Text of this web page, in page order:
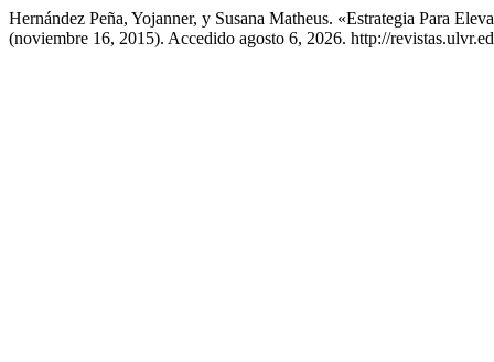
Hernández Peña, Yojanner, y Susana Matheus. «Estrategia Para
(noviembre 16, 2015). Accedido agosto 6, 2026. http://